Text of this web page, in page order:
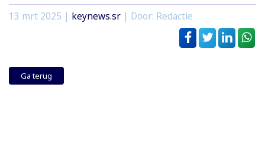
13 mrt 2025 | keynews.sr | Door: Redactie
Ga terug